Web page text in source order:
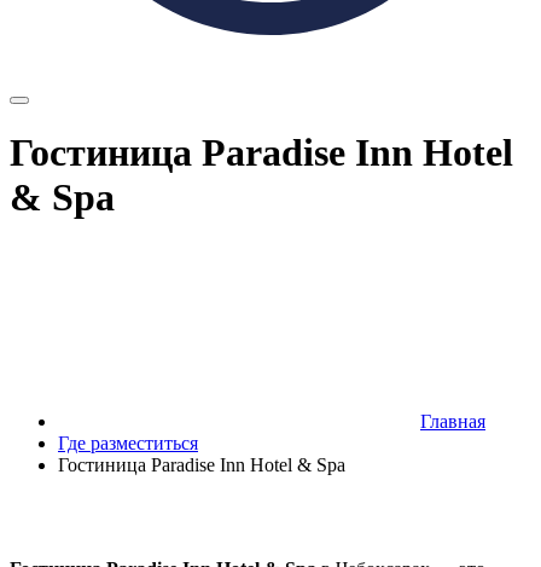
Гостиница Paradise Inn Hotel
& Spa
Главная
Где разместиться
Гостиница Paradise Inn Hotel & Spa